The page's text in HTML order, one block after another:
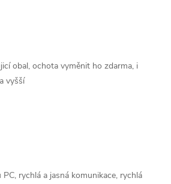
obal, ochota vyměnit ho zdarma, i
vyšší
rychlá a jasná komunikace, rychlá